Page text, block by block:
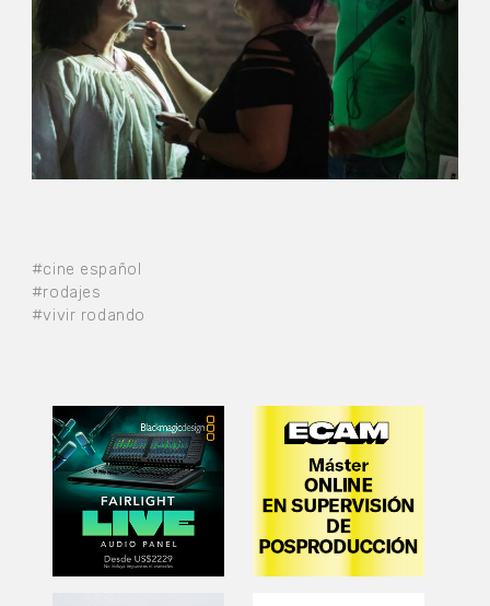
#cine español
#rodajes
#vivir rodando